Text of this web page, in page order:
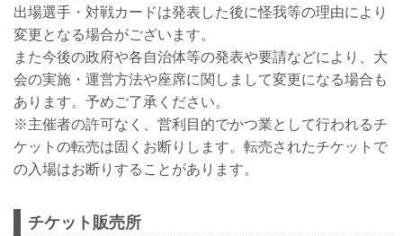
出場選手・対戦カードは発表した後に怪我等の理由により
変更となる場合がございます。
また今後の政府や各自治体等の発表や要請などにより、大
会の実施・運営方法や座席に関しまして変更になる場合も
あります。予めご了承ください。
※主催者の許可なく、営利目的でかつ業として行われるチ
ケットの転売は固くお断りします。転売されたチケットで
の入場はお断りすることがあります。
チケット販売所